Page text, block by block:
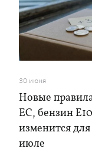
30 июня
Новые
ЕС, бензин
изменится
июле